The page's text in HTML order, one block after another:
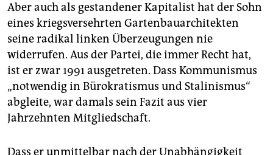
Aber auch als gestandener Kapitalist hat der Sohn
eines kriegsversehrten Gartenbauarchitekten
seine radikal linken Überzeugungen nie
widerrufen. Aus der Partei, die immer Recht hat,
ist er zwar 1991 ausgetreten. Dass Kommunismus
„notwendig in Bürokratismus und Stalinismus“
abgleite, war damals sein Fazit aus vier
Jahrzehnten Mitgliedschaft.
Dass er unmittelbar nach der Unabhängigkeit